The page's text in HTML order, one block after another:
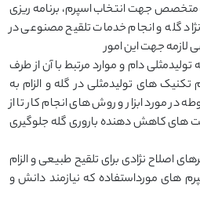
و متخصص جهت انتخاب اسپرم، برنامه ریزی
نژاد گله و انجام خدمات تلقیح مصنوعی در
لازمه جهت این امور
تولیدمثلی دام و موارد مرتبط با آن از طرف
تکنیک های تولیدمثلی در گله و الزام به
در مورد ابزار و روش های انجام کار تا از
های کاهش دهنده باروری گله جلوگیری
اصلاح نژادی برای تلقیح طبیعی و الزام
های مورداستفاده که نیازمند دانش و